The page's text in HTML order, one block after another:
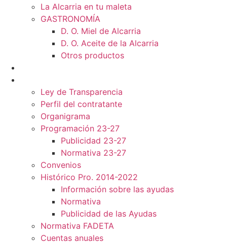
La Alcarria en tu maleta
GASTRONOMÍA
D. O. Miel de Alcarria
D. O. Aceite de la Alcarria
Otros productos
Ley de Transparencia
Perfil del contratante
Organigrama
Programación 23-27
Publicidad 23-27
Normativa 23-27
Convenios
Histórico Pro. 2014-2022
Información sobre las ayudas
Normativa
Publicidad de las Ayudas
Normativa FADETA
Cuentas anuales